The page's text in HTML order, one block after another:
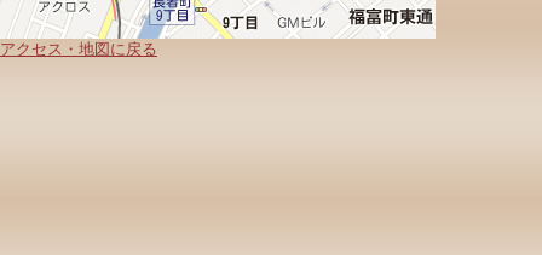
アクセス・地図に戻る